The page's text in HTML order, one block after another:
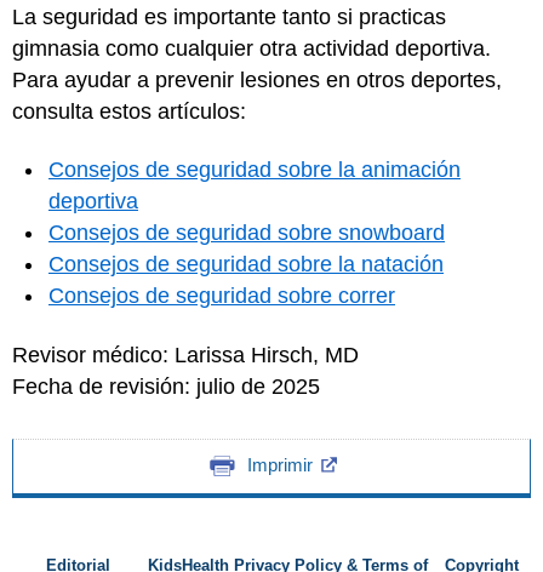
La seguridad es importante tanto si practicas
gimnasia como cualquier otra actividad deportiva.
Para ayudar a prevenir lesiones en otros deportes,
consulta estos artículos:
Consejos de seguridad sobre la animación
deportiva
Consejos de seguridad sobre snowboard
Consejos de seguridad sobre la natación
Consejos de seguridad sobre correr
Revisor médico: Larissa Hirsch, MD
Fecha de revisión: julio de 2025
Imprimir
Editorial KidsHealth Privacy Policy & Terms of Copyright